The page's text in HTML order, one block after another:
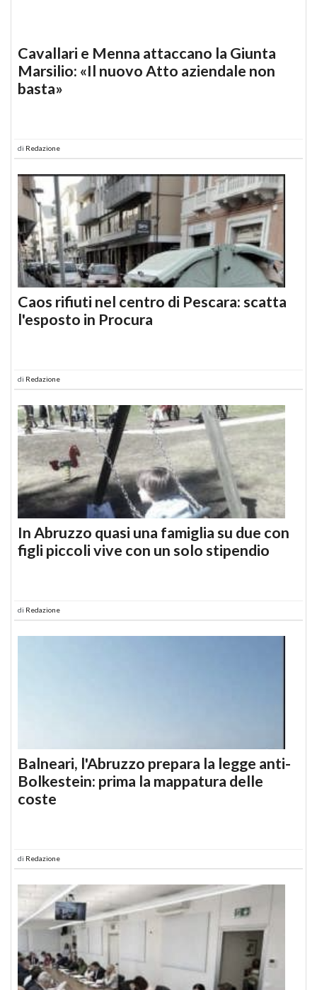
Cavallari e Menna attaccano la Giunta
Marsilio: «Il nuovo Atto aziendale non
basta»
di Redazione
Caos rifiuti nel centro di Pescara: scatta
l'esposto in Procura
di Redazione
In Abruzzo quasi una famiglia su due con
figli piccoli vive con un solo stipendio
di Redazione
Balneari, l'Abruzzo prepara la legge anti-
Bolkestein: prima la mappatura delle
coste
di Redazione